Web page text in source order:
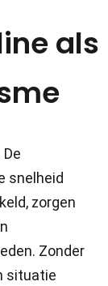
als
snelheid
zorgen
Zonder
situatie